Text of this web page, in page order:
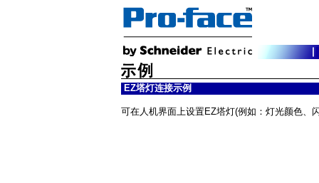
EZ塔灯连接示例
可在人机界面上设置EZ塔灯(例如：灯光颜色、